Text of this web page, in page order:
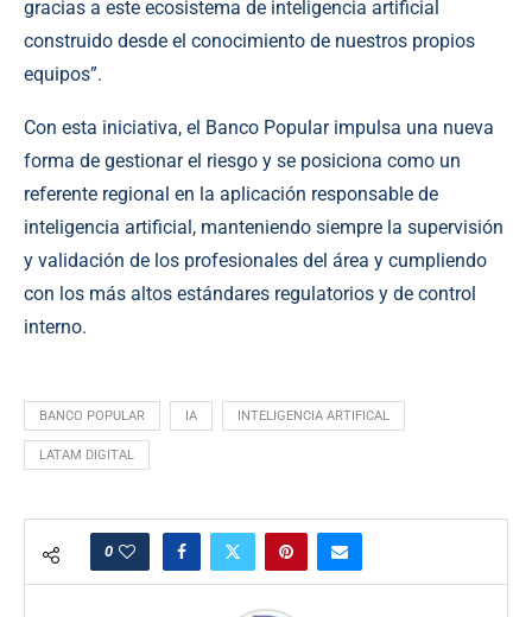
gracias a este ecosistema de inteligencia artificial
construido desde el conocimiento de nuestros propios
equipos”.
Con esta iniciativa, el Banco Popular impulsa una nueva
forma de gestionar el riesgo y se posiciona como un
referente regional en la aplicación responsable de
inteligencia artificial, manteniendo siempre la supervisión
y validación de los profesionales del área y cumpliendo
con los más altos estándares regulatorios y de control
interno.
BANCO POPULAR IA INTELIGENCIA ARTIFICAL
LATAM DIGITAL
0